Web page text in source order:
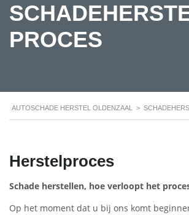
PROCES
AUTOSCHADE HERSTEL OLDENZAAL >
Herstelproces
Schade herstellen, hoe verloopt het
Op het moment dat u bij ons komt